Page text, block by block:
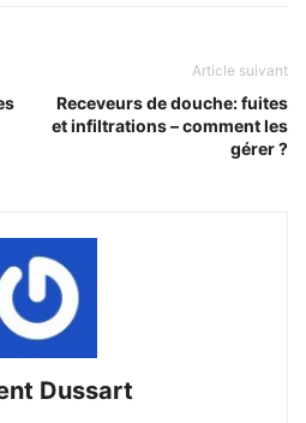
Article suivant
Receveurs de douche: fuites
et infiltrations – comment les
gérer ?
Dussart